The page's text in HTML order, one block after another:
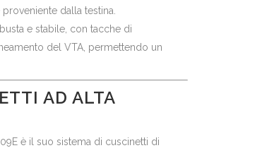
dalla testina.
e stabile, con tacche di
del VTA, permettendo un
AD ALTA
è il suo sistema di cuscinetti di